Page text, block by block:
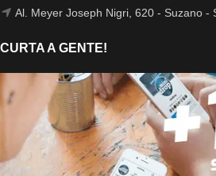
Al. Meyer Joseph Nigri, 620 - Suzano -
CURTA A GENTE!